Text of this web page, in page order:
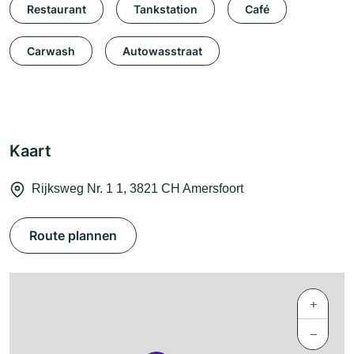
Restaurant Tankstation Café
Carwash Autowasstraat
Kaart
Rijksweg Nr. 1 1, 3821 CH Amersfoort
Route plannen
+
−